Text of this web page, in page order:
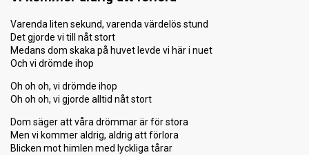
Varenda liten sekund, varenda värdelös stund
Det gjorde vi till nåt stort
Medans dom skaka på huvet levde vi här i nuet
Och vi drömde ihop
Oh oh oh, vi drömde ihop
Oh oh oh, vi gjorde alltid nåt stort
Dom säger att våra drömmar är för stora
Men vi kommer aldrig, aldrig att förlora
Blicken mot himlen med lyckliga tårar